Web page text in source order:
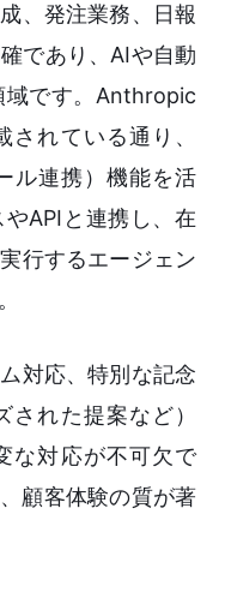
、発注業務、日報
であり、AIや自動
域です。Anthropic
れている通り、
ル連携）機能を活
APIと連携し、在
行するエージェン
対応、特別な記念
れた提案など）
な対応が不可欠で
顧客体験の質が著